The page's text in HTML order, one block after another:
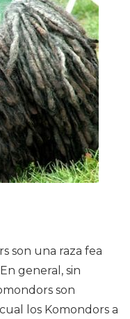
son una raza fea
general, sin
son
los Komondors a